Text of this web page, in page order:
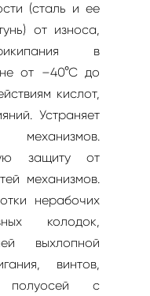
(сталь и ее
от износа,
в
от –40°С до
кислот,
Устраняет
защиту от
механизмов.
нерабочих
колодок,
выхлопной
винтов,
полуосей с